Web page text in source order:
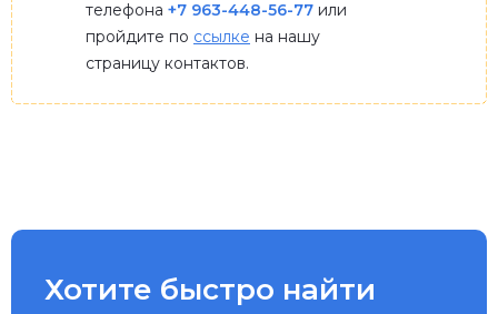
телефона +7 963-448-56-77 или
пройдите по ссылке на нашу
страницу контактов.
Хотите быстро найти